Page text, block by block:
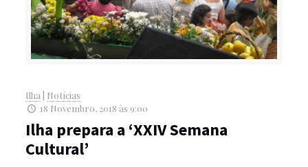
Ilha
Notícias
18 Novembro, 2018 às 9:00
Ilha prepara a ‘XXIV Semana
Cultural’